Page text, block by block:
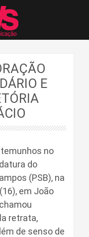
E
no
do
(PSB), na
em João
retrata,
de senso de